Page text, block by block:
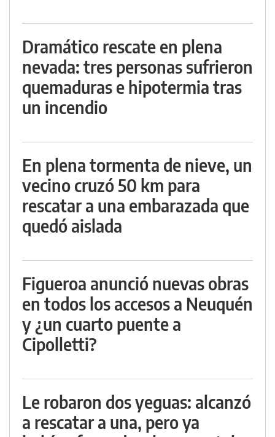
Dramático rescate en plena
nevada: tres personas sufrieron
quemaduras e hipotermia tras
un incendio
En plena tormenta de nieve, un
vecino cruzó 50 km para
rescatar a una embarazada que
quedó aislada
Figueroa anunció nuevas obras
en todos los accesos a Neuquén
y ¿un cuarto puente a
Cipolletti?
Le robaron dos yeguas: alcanzó
a rescatar a una, pero ya